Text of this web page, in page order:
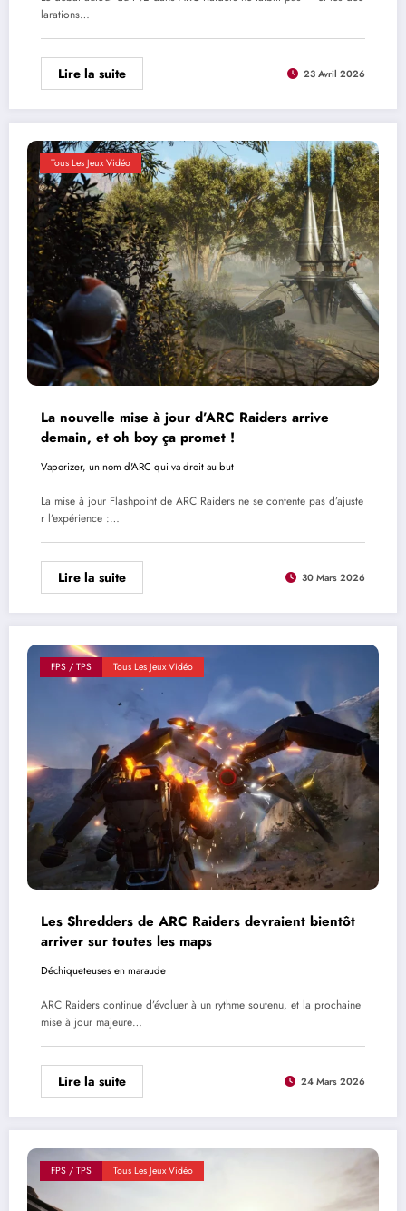
larations…
Lire la suite 23 Avril 2026
Tous Les Jeux Vidéo
La nouvelle mise à jour d’ARC Raiders arrive
demain, et oh boy ça promet !
Vaporizer, un nom d'ARC qui va droit au but
La mise à jour Flashpoint de ARC Raiders ne se contente pas d’ajuste
r l’expérience :…
Lire la suite 30 Mars 2026
FPS / TPS Tous Les Jeux Vidéo
Les Shredders de ARC Raiders devraient bientôt
arriver sur toutes les maps
Déchiqueteuses en maraude
ARC Raiders continue d’évoluer à un rythme soutenu, et la prochaine
mise à jour majeure…
Lire la suite 24 Mars 2026
FPS / TPS Tous Les Jeux Vidéo